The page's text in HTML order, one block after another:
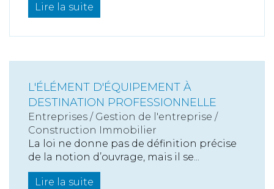
Lire la suite
L'ÉLÉMENT D'ÉQUIPEMENT À
DESTINATION PROFESSIONNELLE
Entreprises / Gestion de l'entreprise /
Construction Immobilier
La loi ne donne pas de définition précise
de la notion d’ouvrage, mais il se...
Lire la suite